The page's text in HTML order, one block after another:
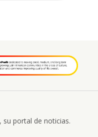
su portal de noticias.